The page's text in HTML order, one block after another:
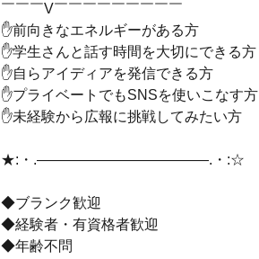
￣￣￣V￣￣￣￣￣￣￣￣￣
✋前向きなエネルギーがある方
✋学生さんと話す時間を大切にできる方
✋自らアイディアを発信できる方
✋プライベートでもSNSを使いこなす方
✋未経験から広報に挑戦してみたい方
★:・.――――――――――――.・:☆
◆ブランク歓迎
◆経験者・有資格者歓迎
◆年齢不問